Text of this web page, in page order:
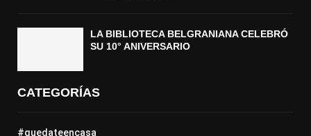
LA BIBLIOTECA BELGRANIANA CELEBRÓ
SU 10° ANIVERSARIO
CATEGORÍAS
#quedateencasa